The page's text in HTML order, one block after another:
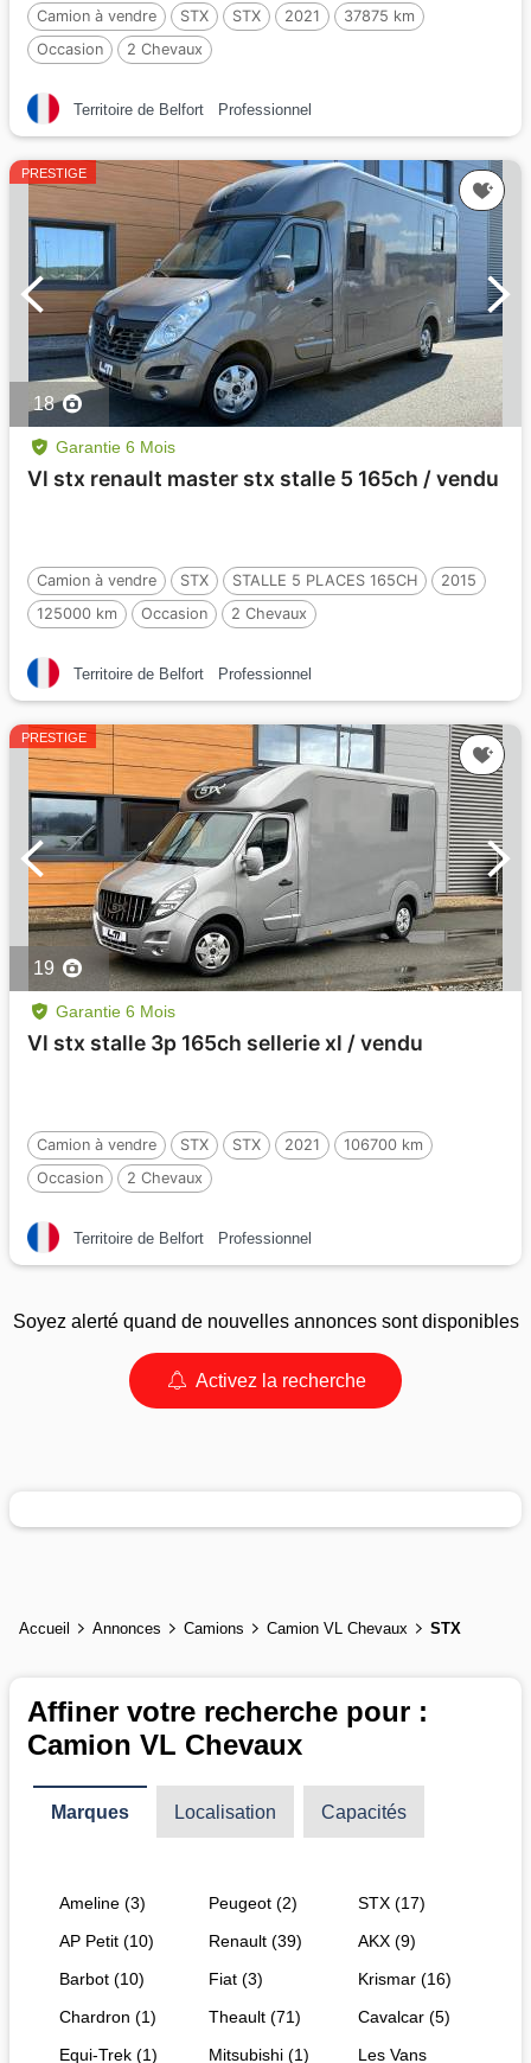
Camion à vendre STX STX 2021
37875 km
Occasion
2 Chevaux
Territoire de Belfort Professionnel
PRESTIGE
18
Garantie 6 Mois
Vl stx renault master stx stalle 5 165ch / vendu
Camion à vendre STX STALLE 5 PLACES 165CH
2015
125000 km
Occasion 2 Chevaux
Territoire de Belfort Professionnel
PRESTIGE
19
Garantie 6 Mois
Vl stx stalle 3p 165ch sellerie xl / vendu
Camion à vendre STX STX 2021
106700 km
Occasion
2 Chevaux
Territoire de Belfort Professionnel
Soyez alerté quand de nouvelles annonces sont disponibles
Activez la recherche
Accueil Annonces Camions Camion VL Chevaux STX
Affiner votre recherche pour :
Camion VL Chevaux
Marques Localisation Capacités
Ameline (3)
AP Petit (10)
Barbot (10)
Chardron (1)
Equi-Trek (1)
Peugeot (2)
Renault (39)
Fiat (3)
Theault (71)
Mitsubishi (1)
STX (17)
AKX (9)
Krismar (16)
Cavalcar (5)
Les Vans